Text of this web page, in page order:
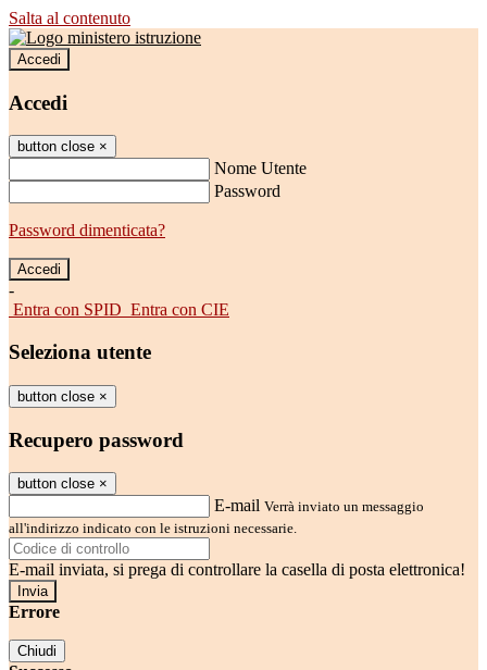
Salta al contenuto
Accedi
Accedi
button close ×
Nome Utente
Password
Password dimenticata?
-
Entra con SPID Entra con CIE
Seleziona utente
button close ×
Recupero password
button close ×
E-mail Verrà inviato un messaggio
all'indirizzo indicato con le istruzioni necessarie.
E-mail inviata, si prega di controllare la casella di posta elettronica!
Errore
Chiudi